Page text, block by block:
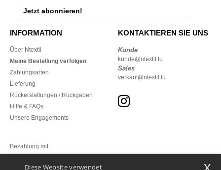
Jetzt abonnieren!
INFORMATION
Über Ntextil
Meine Bestellung verfolgen
Zahlungsarten
Lieferung
Rückerstattungen / Rückgaben
Hilfe & FAQs
Unsere Engagements
KONTAKTIEREN SIE UNS
Kunde
kunde@ntextil.lu
Sales
verkauf@ntextil.lu
Bezahlung mit
Diese Website verwendet